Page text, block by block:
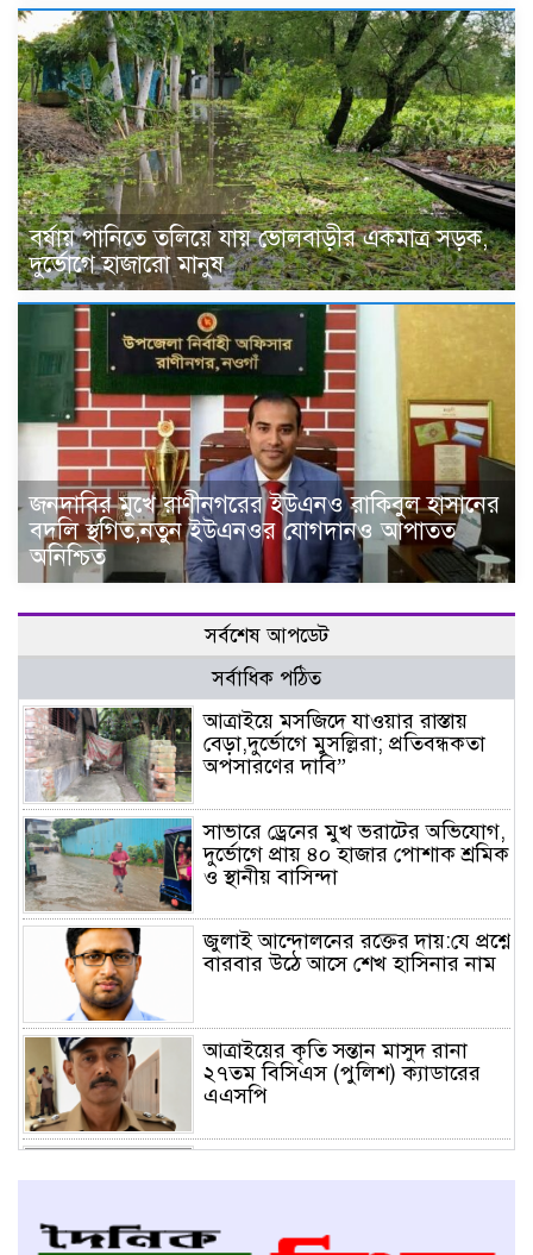
বর্ষায় পানিতে তলিয়ে যায় ভোলবাড়ীর একমাত্র সড়ক,
দুর্ভোগে হাজারো মানুষ
জনদাবির মুখে রাণীনগরের ইউএনও রাকিবুল হাসানের
বদলি স্থগিত,নতুন ইউএনওর যোগদানও আপাতত
অনিশ্চিত
সর্বশেষ আপডেট
সর্বাধিক পঠিত
আত্রাইয়ে মসজিদে যাওয়ার রাস্তায়
বেড়া,দুর্ভোগে মুসল্লিরা; প্রতিবন্ধকতা
অপসারণের দাবি”
সাভারে ড্রেনের মুখ ভরাটের অভিযোগ,
দুর্ভোগে প্রায় ৪০ হাজার পোশাক শ্রমিক
ও স্থানীয় বাসিন্দা
জুলাই আন্দোলনের রক্তের দায়:যে প্রশ্নে
বারবার উঠে আসে শেখ হাসিনার নাম
আত্রাইয়ের কৃতি সন্তান মাসুদ রানা
২৭তম বিসিএস (পুলিশ) ক্যাডারের
এএসপি
মনিরুজ্জামান